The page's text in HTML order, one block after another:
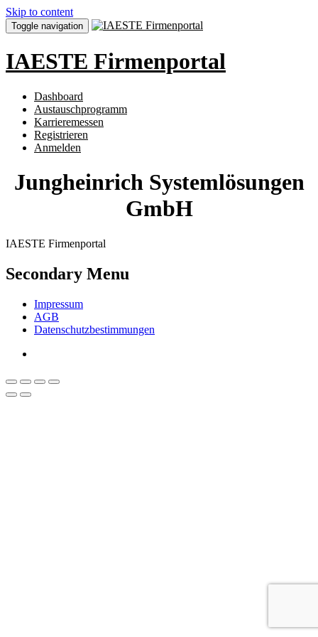
Skip to content
Toggle navigation
IAESTE Firmenportal
Dashboard
Austauschprogramm
Karrieremessen
Registrieren
Anmelden
Jungheinrich Systemlösungen
GmbH
IAESTE Firmenportal
Secondary Menu
Impressum
AGB
Datenschutzbestimmungen